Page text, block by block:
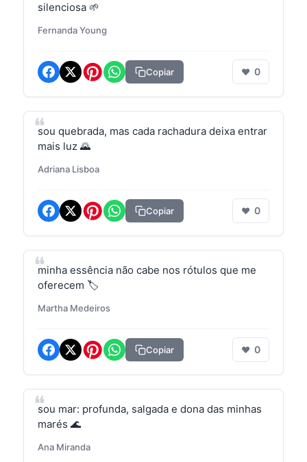
silenciosa 🌱
Fernanda Young
Copiar ❤ 0
sou quebrada, mas cada rachadura deixa entrar
mais luz 🌄
Adriana Lisboa
Copiar ❤ 0
minha essência não cabe nos rótulos que me
oferecem 🏷️
Martha Medeiros
Copiar ❤ 0
sou mar: profunda, salgada e dona das minhas
marés 🌊
Ana Miranda